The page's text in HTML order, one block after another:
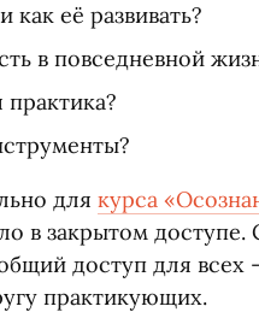
как её развивать?
в повседневной
для курса «
в закрытом
доступ для
практикующих.